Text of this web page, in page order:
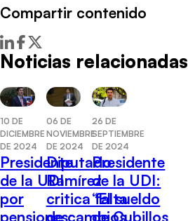
Compartir contenido
Noticias relacionadas
10 DE
DICIEMBRE
DE 2024
Presidente
de la UDI
por
pensiones:
06 DE
NOVIEMBRE
DE 2024
Diputado
Ramírez
critica falta
de cambios
26 DE
SEPTIEMBRE
DE 2024
Presidente
de la UDI:
“El sueldo
de Cubillos